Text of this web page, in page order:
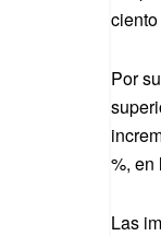
Por
%, en
Las